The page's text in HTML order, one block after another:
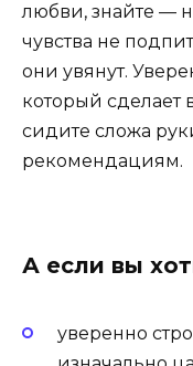
любви, знайте —
чувства не
они увянут.
который сделает
сидите сложа
рекомендациям.
А если вы
уверенно